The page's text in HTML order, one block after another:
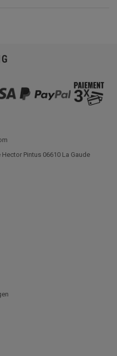
Pintus 06610 La Gaude